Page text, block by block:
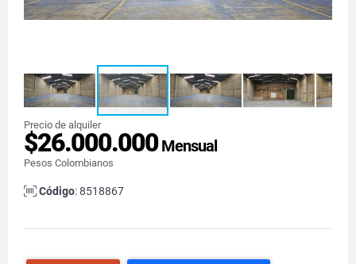
Precio de alquiler
$26.000.000Mensual
Pesos Colombianos
Código: 8518867